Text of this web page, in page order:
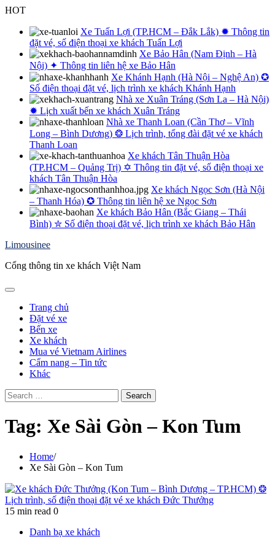
Skip
content
HOT
Xe Tuấn Lợi (TP.HCM – Đắk Lắk) ✹ Thông tin
đặt vé, số điện thoại xe khách Tuấn Lợi
Xe Bảo Hân (Nam Định – Hà
Nội) ✦ Thông tin liên hệ xe Bảo Hân
Xe Khánh Hạnh (Hà Nội – Nghệ An) ✪
Số điện thoại đặt vé, lịch trình xe khách Khánh Hạnh
Nhà xe Xuân Tráng (Sơn La – Hà Nội)
✹ Lịch xuất bến xe khách Xuân Tráng
Nhà xe Thanh Loan (Cần Thơ – Vĩnh
Long – Bình Dương) ❂ Lịch trình, tổng đài đặt vé xe khách
Thanh Loan
Xe khách Tân Thuận Hòa
(TP.HCM – Quảng Trị) ✡ Thông tin đặt vé, số điện thoại xe
khách Tân Thuận Hòa
Xe khách Ngọc Sơn (Hà Nội
– Thanh Hóa) ✪ Thông tin liên hệ xe Ngọc Sơn
Xe khách Bảo Hân (Bắc Giang – Thái
Bình) ✮ Số điện thoại đặt vé, lịch trình xe khách Bảo Hân
Limousinee
Cổng thông tin xe khách Việt Nam
Trang chủ
Đặt vé xe
Bến xe
Xe khách
Mua vé Vietnam Airlines
Cẩm nang – Tin tức
Khác
Search
for:
Tag: Xe Sài Gòn – Kon Tum
Home
Xe Sài Gòn – Kon Tum
15 min read 0
Danh bạ xe khách